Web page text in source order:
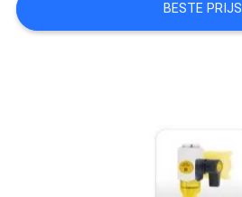
PRIVACY
BESTE PRIJS